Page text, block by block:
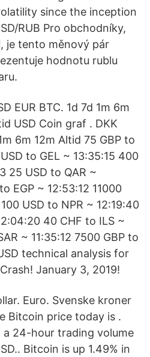
since the inception
RUB Pro obchodníky,
je tento měnový pár
hodnotu rublu
EUR BTC. 1d 7d 1m 6m
USD Coin graf . DKK
6m 12m Altid 75 GBP to
to GEL ~ 13:35:15 400
25 USD to QAR ~
EGP ~ 12:53:12 11000
USD to NPR ~ 12:19:40
40 CHF to ILS ~
~ 11:35:12 7500 GBP to
technical analysis for
January 3, 2019!
Euro. Svenske kroner
Bitcoin price today is .
24-hour trading volume
Bitcoin is up 1.49% in